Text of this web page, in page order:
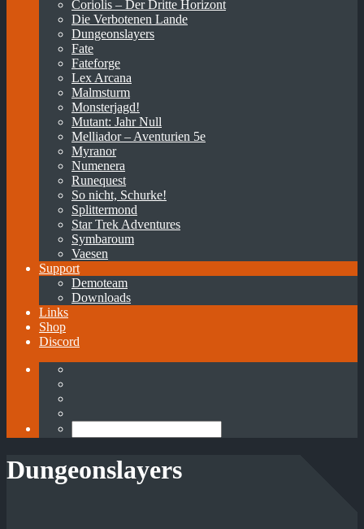
Coriolis – Der Dritte Horizont
Die Verbotenen Lande
Dungeonslayers
Fate
Fateforge
Lex Arcana
Malmsturm
Monsterjagd!
Mutant: Jahr Null
Melliador – Aventurien 5e
Myranor
Numenera
Runequest
So nicht, Schurke!
Splittermond
Star Trek Adventures
Symbaroum
Vaesen
Support
Demoteam
Downloads
Links
Shop
Discord
Dungeonslayers